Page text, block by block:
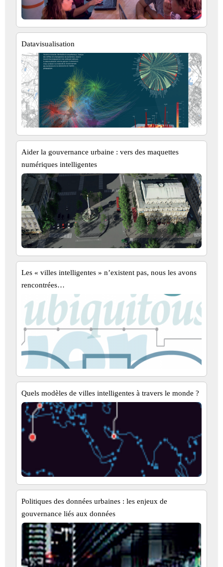
Datavisualisation
Aider la gouvernance urbaine : vers des maquettes
numériques intelligentes
Les « villes intelligentes » n’existent pas, nous les avons
rencontrées…
Quels modèles de villes intelligentes à travers le monde ?
Politiques des données urbaines : les enjeux de
gouvernance liés aux données